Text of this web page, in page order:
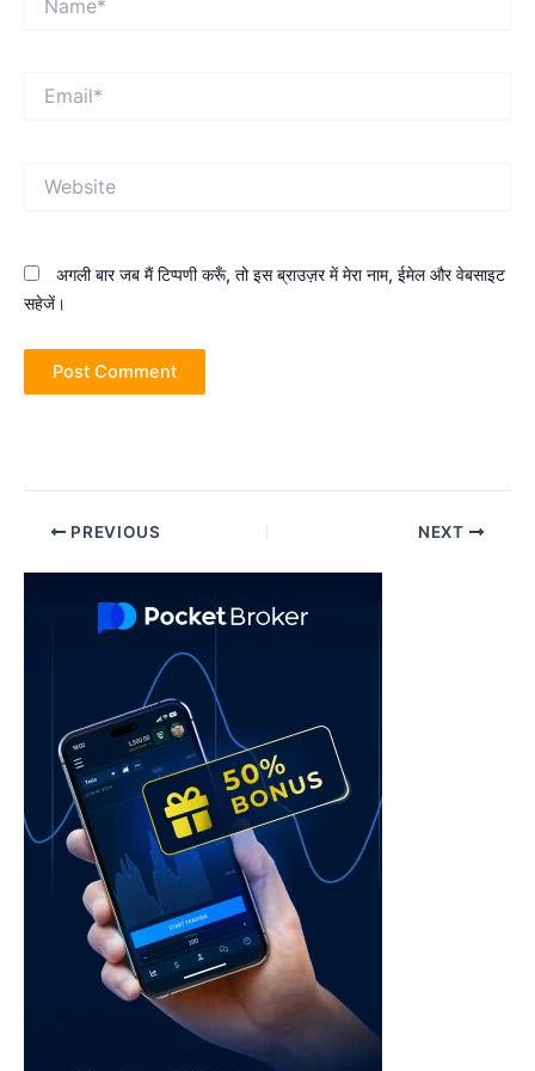
अगली बार जब मैं टिप्पणी करूँ, तो इस ब्राउज़र में मेरा नाम, ईमेल और वेबसाइट
सहेजें।
Post PREVIOUS NEXT